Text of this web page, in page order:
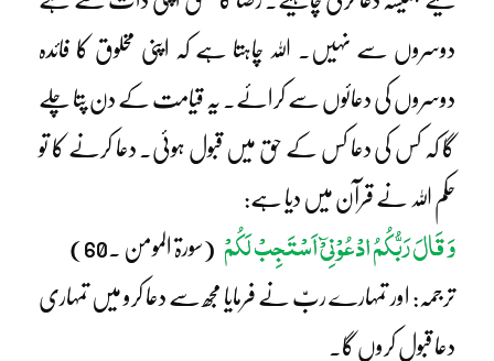
دوسروں سے نہیں۔ اللہ چاہتا ہے کہ اپنی مخلوق کا فائدہ
دوسروں کی دعائوں سے کرائے۔ یہ قیامت کے دن پتا چلے
گا کہ کس کی دعا کس کے حق میں قبول ہوئی۔ دعا کرنے کا تو
حکم اللہ نے قرآن میں دیا ہے:
وَ قَالَ رَبُّکُمُ ادْعُوْنِیْٓ اَسْتَجِبْ لَکُمْ (سورۃ المومن ۔60)
ترجمہ: اور تمہارے ربّ نے فرمایا مجھ سے دعا کرو میں تمہاری
دعا قبول کروں گا۔